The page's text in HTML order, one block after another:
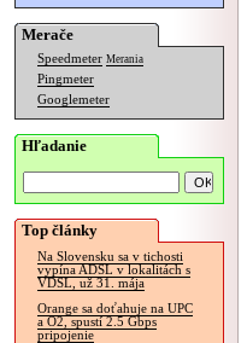
Merače
Speedmeter Merania
Pingmeter
Googlemeter
Hľadanie
Top články
Na Slovensku sa v tichosti
vypína ADSL v lokalitách s
VDSL, už 31. mája
Orange sa doťahuje na UPC
a O2, spustí 2.5 Gbps
pripojenie